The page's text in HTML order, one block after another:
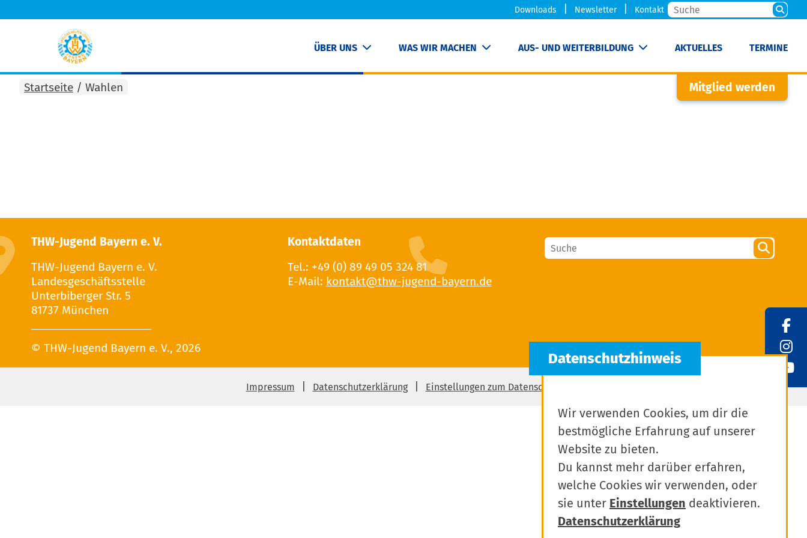
Downloads Newsletter Kontakt
ÜBER UNS WAS WIR MACHEN AUS- UND WEITERBILDUNG AKTUELLES TERMINE
Mitglied werden
Startseite / Wahlen
THW-Jugend Bayern e. V.
THW-Jugend Bayern e. V.
Landesgeschäftsstelle
Unterbiberger Str. 5
81737 München
© THW-Jugend Bayern e. V., 2026
Kontaktdaten
Tel.: +49 (0) 89 49 05 324 81
E-Mail:
Impressum Datenschutzerklärung Einstellungen zum Datenschutz
Wir verwenden Cookies, um dir die
bestmögliche Erfahrung auf unserer
Website zu bieten.
Du kannst mehr darüber erfahren,
welche Cookies wir verwenden, oder
sie unter Einstellungen deaktivieren.
Datenschutzerklärung